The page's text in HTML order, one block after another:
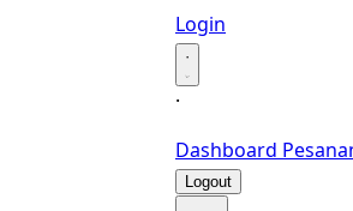
Login
·
·
Dashboard
Logout